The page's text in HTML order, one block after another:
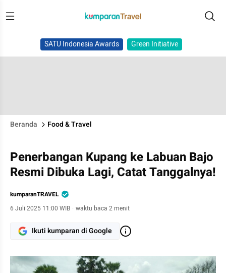
SATU Indonesia Awards Green Initiative
Beranda Food & Travel
Penerbangan Kupang ke Labuan Bajo
Resmi Dibuka Lagi, Catat Tanggalnya!
kumparanTRAVEL
6 Juli 2025 11:00 WIB · waktu baca 2 menit
Ikuti kumparan di Google